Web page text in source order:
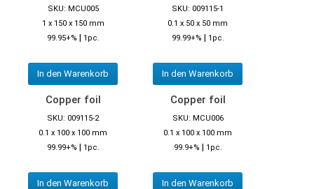
SKU: MCU005
1 x 150 x 150 mm
99.95+% | 1pc.
In den Warenkorb
SKU: 009115-1
0.1 x 50 x 50 mm
99.99+% | 1pc.
In den Warenkorb
Copper foil
SKU: 009115-2
0.1 x 100 x 100 mm
99.99+% | 1pc.
In den Warenkorb
Copper foil
SKU: MCU006
0.1 x 100 x 100 mm
99.9+% | 1pc.
In den Warenkorb